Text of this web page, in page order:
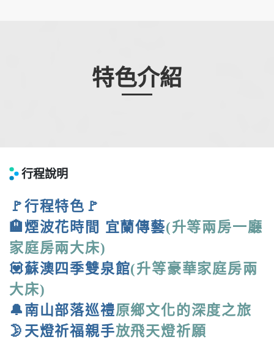
特色介紹
行程說明
🚩行程特色🚩
🏨煙波花時間 宜蘭傳藝(升等兩房一廳
家庭房兩大床)
💟蘇澳四季雙泉館(升等豪華家庭房兩
大床)
🔔南山部落巡禮原鄉文化的深度之旅
🌛天燈祈福親手放飛天燈祈願